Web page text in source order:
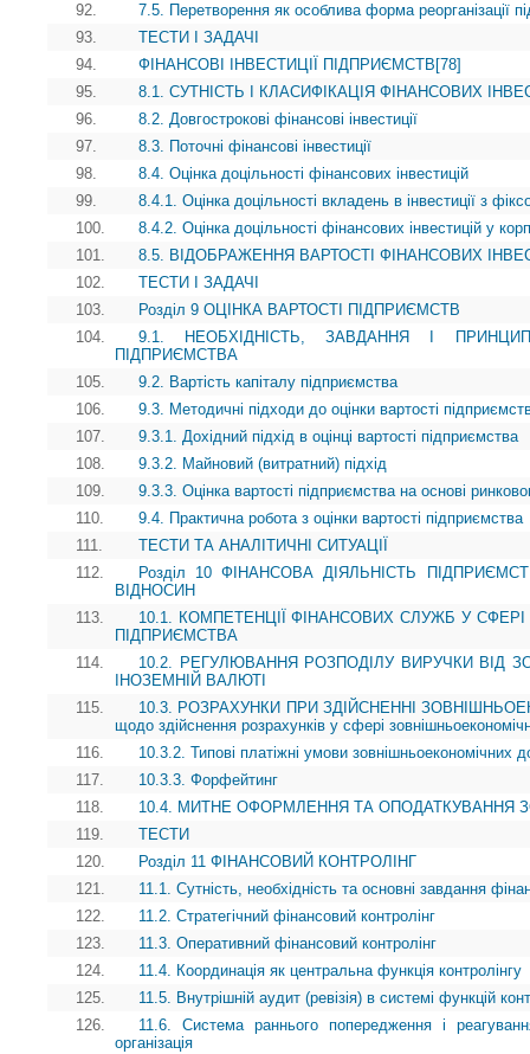
92.
7.5. Перетворення як особлива форма реорганізації
93.
ТЕСТИ І ЗАДАЧІ
94.
ФІНАНСОВІ ІНВЕСТИЦІЇ ПІДПРИЄМСТВ[78]
95.
8.1. СУТНІСТЬ І КЛАСИФІКАЦІЯ ФІНАНСОВИХ
96.
8.2. Довгострокові фінансові інвестиції
97.
8.3. Поточні фінансові інвестиції
98.
8.4. Оцінка доцільності фінансових інвестицій
99.
8.4.1. Оцінка доцільності вкладень в інвестиції з
100.
8.4.2. Оцінка доцільності фінансових інвестицій у
101.
8.5. ВІДОБРАЖЕННЯ ВАРТОСТІ ФІНАНСОВИХ
102.
ТЕСТИ І ЗАДАЧІ
103.
Розділ 9 ОЦІНКА ВАРТОСТІ ПІДПРИЄМСТВ
104.
9.1. НЕОБХІДНІСТЬ, ЗАВДАННЯ І
ПІДПРИЄМСТВА
105.
9.2. Вартість капіталу підприємства
106.
9.3. Методичні підходи до оцінки вартості
107.
9.3.1. Дохідний підхід в оцінці вартості підприємства
108.
9.3.2. Майновий (витратний) підхід
109.
9.3.3. Оцінка вартості підприємства на основі
110.
9.4. Практична робота з оцінки вартості підприємства
111.
ТЕСТИ ТА АНАЛІТИЧНІ СИТУАЦІЇ
112.
Розділ 10 ФІНАНСОВА ДІЯЛЬНІСТЬ
ВІДНОСИН
113.
10.1. КОМПЕТЕНЦІЇ ФІНАНСОВИХ СЛУЖБ У
ПІДПРИЄМСТВА
114.
10.2. РЕГУЛЮВАННЯ РОЗПОДІЛУ ВИРУЧКИ ВІД
ІНОЗЕМНІЙ ВАЛЮТІ
115.
10.3. РОЗРАХУНКИ ПРИ ЗДІЙСНЕННІ
щодо здійснення розрахунків у сфері
116.
10.3.2. Типові платіжні умови зовнішньоекономічних
117.
10.3.3. Форфейтинг
118.
10.4. МИТНЕ ОФОРМЛЕННЯ ТА ОПОДАТКУВАННЯ
119.
ТЕСТИ
120.
Розділ 11 ФІНАНСОВИЙ КОНТРОЛІНГ
121.
11.1. Сутність, необхідність та основні завдання
122.
11.2. Стратегічний фінансовий контролінг
123.
11.3. Оперативний фінансовий контролінг
124.
11.4. Координація як центральна функція контролінгу
125.
11.5. Внутрішній аудит (ревізія) в системі функцій
126.
11.6. Система раннього попередження і
організація